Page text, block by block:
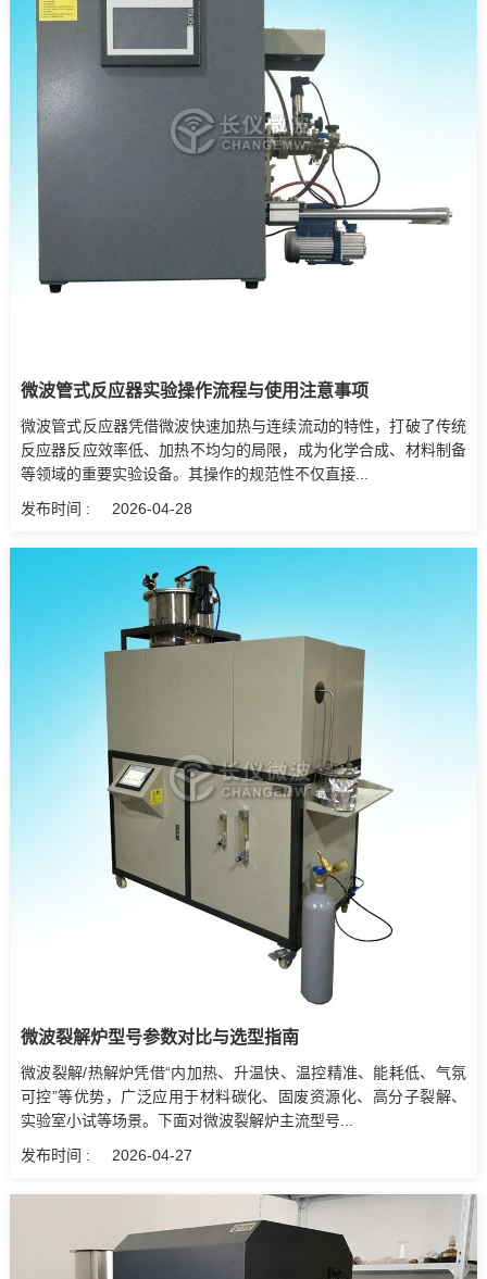
微波管式反应器实验操作流程与使用注意事项
微波管式反应器凭借微波快速加热与连续流动的特性，打破了传统
反应器反应效率低、加热不均匀的局限，成为化学合成、材料制备
等领域的重要实验设备。其操作的规范性不仅直接...
发布时间 :
2026-04-28
微波裂解炉型号参数对比与选型指南
微波裂解/热解炉凭借“内加热、升温快、温控精准、能耗低、气氛
可控”等优势，广泛应用于材料碳化、固废资源化、高分子裂解、
实验室小试等场景。下面对微波裂解炉主流型号...
发布时间 :
2026-04-27